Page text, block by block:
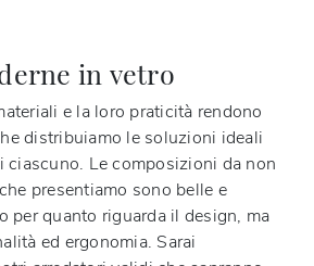
in vetro
e la loro praticità rendono
distribuiamo le soluzioni ideali
ciascuno. Le composizioni da non
presentiamo sono belle e
per quanto riguarda il design, ma
ed ergonomia. Sarai